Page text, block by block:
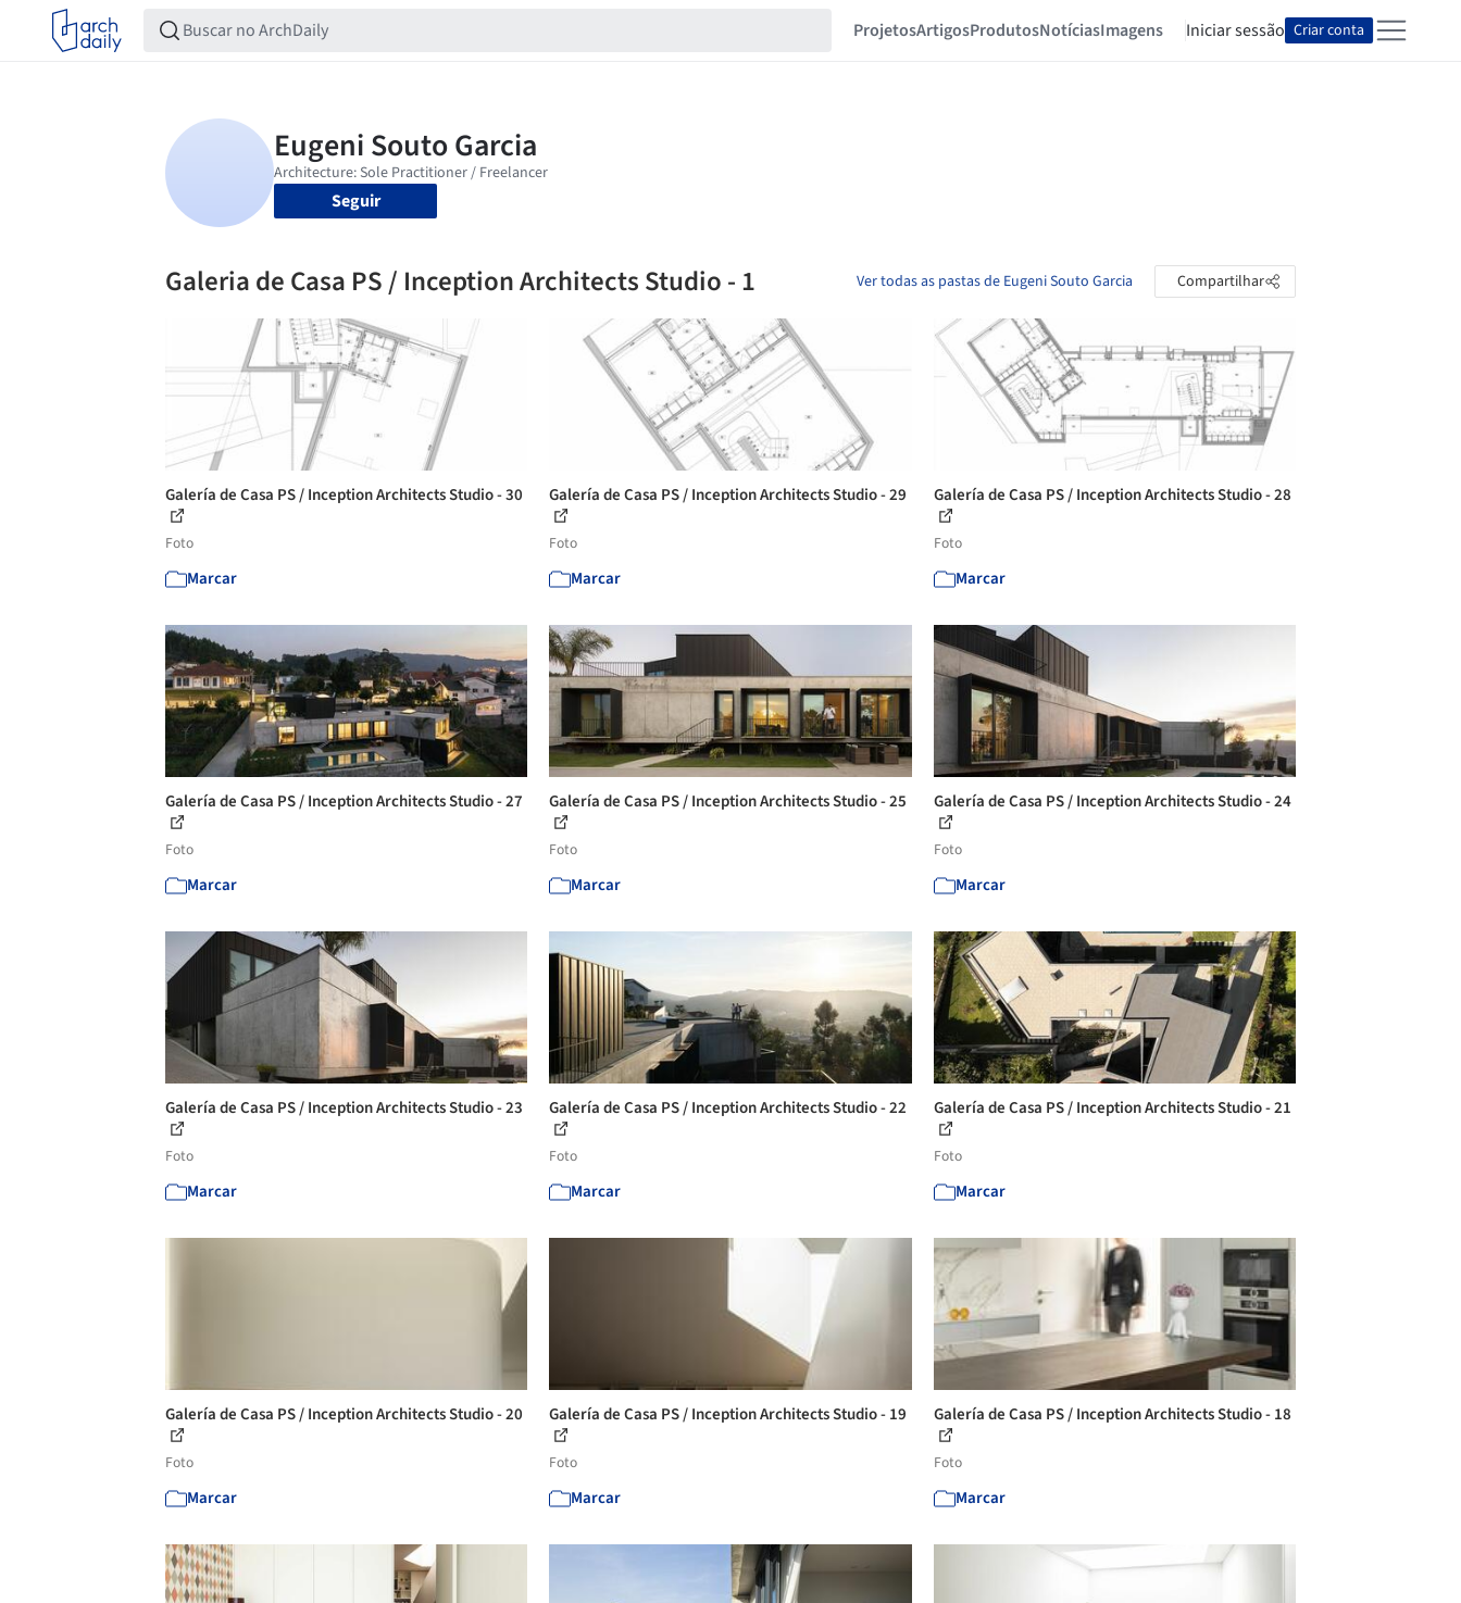
ProjetosArtigosProdutosNotíciasImagens Iniciar sessão Criar conta
Seguir
Galeria de Casa PS / Inception Architects Studio - 1 Ver todas as pastas de Eugeni Souto Garcia Compartilhar
Galería de Casa PS / Inception Architects Studio - 30
Foto
Marcar
Galería de Casa PS / Inception Architects Studio - 29
Foto
Marcar
Galería de Casa PS / Inception Architects Studio - 28
Foto
Marcar
Galería de Casa PS / Inception Architects Studio - 27
Foto
Marcar
Galería de Casa PS / Inception Architects Studio - 25
Foto
Marcar
Galería de Casa PS / Inception Architects Studio - 24
Foto
Marcar
Galería de Casa PS / Inception Architects Studio - 23
Foto
Marcar
Galería de Casa PS / Inception Architects Studio - 22
Foto
Marcar
Galería de Casa PS / Inception Architects Studio - 21
Foto
Marcar
Galería de Casa PS / Inception Architects Studio - 20
Foto
Marcar
Galería de Casa PS / Inception Architects Studio - 19
Foto
Marcar
Galería de Casa PS / Inception Architects Studio - 18
Foto
Marcar